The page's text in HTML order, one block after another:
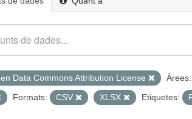
Data Commons Attribution License Àrees:
Formats: CSV XLSX Etiquetes: